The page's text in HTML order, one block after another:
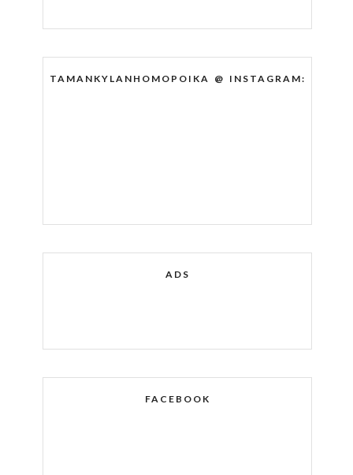
TAMANKYLANHOMOPOIKA @ INSTAGRAM:
ADS
FACEBOOK